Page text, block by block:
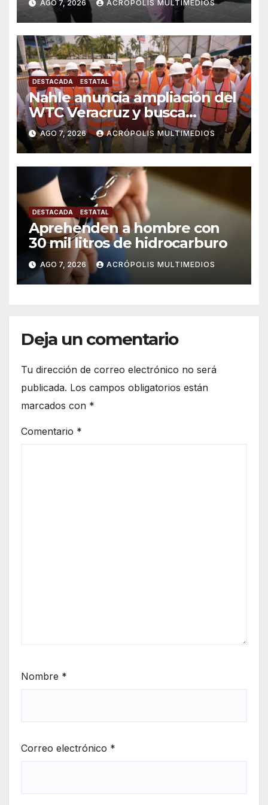
AGO 7, 2026 ACRÓPOLIS MULTIMEDIOS
DESTACADA ESTATAL
Nahle anuncia ampliación del
WTC Veracruz y busca
solución para ingenio en crisis
AGO 7, 2026 ACRÓPOLIS MULTIMEDIOS
DESTACADA ESTATAL
Aprehenden a hombre con
30 mil litros de hidrocarburo
AGO 7, 2026 ACRÓPOLIS MULTIMEDIOS
Deja un comentario
Tu dirección de correo electrónico no será
publicada. Los campos obligatorios están
marcados con *
Comentario *
Nombre *
Correo electrónico *